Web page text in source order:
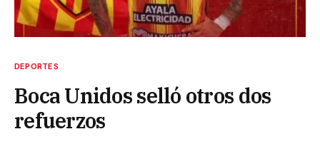
DEPORTES
Boca Unidos selló otros dos
refuerzos